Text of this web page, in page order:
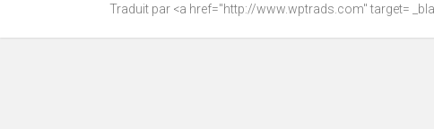
Traduit par <a href="http://www.wptrads.com" target=